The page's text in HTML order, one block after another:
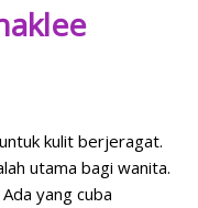
kulit berjeragat.
utama bagi wanita.
yang cuba